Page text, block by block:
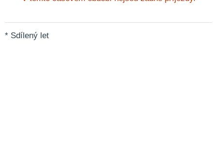
* Sdílený let